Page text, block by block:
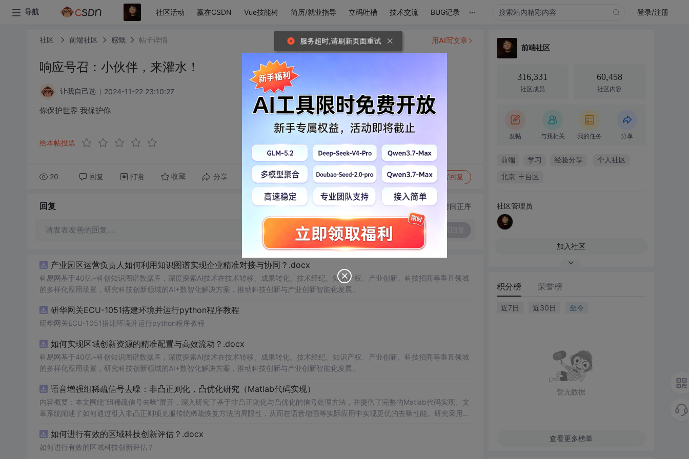
导航 社区活动 赢在CSDN Vue技能树 简历/就业指导 立码吐槽 技术交流 BUG记录 ... 登录/注册
社区 前端社区 感慨 帖子详情
响应号召：小伙伴，来灌水！
让我自己选 2024-11-22 23:10:27
你保护世界 我保护你
给本帖投票
20 回复 打赏 收藏 分享 转发到动态 举报 写回复
用AI写文章
回复 切换为时间正序
请发表友善的回复…
产业园区运营负责人如何利用知识图谱实现企业精准对接与协同？.docx
科易网基于40亿+科创知识图谱数据库，深度探索AI技术在技术转移、成果转化、技术经纪、知识产权、产业创新、科技招商等垂直领域
的多样化应用场景，研究科技创新领域的AI+数智化解决方案，推动科技创新与产业创新智能化发展。
研华网关ECU-1051搭建环境并运行python程序教程
研华网关ECU-1051搭建环境并运行python程序教程
如何实现区域创新资源的精准配置与高效流动？.docx
科易网基于40亿+科创知识图谱数据库，深度探索AI技术在技术转移、成果转化、技术经纪、知识产权、产业创新、科技招商等垂直领域
的多样化应用场景，研究科技创新领域的AI+数智化解决方案，推动科技创新与产业创新智能化发展。
语音增强组稀疏信号去噪：非凸正则化，凸优化研究（Matlab代码实现）
内容概要：本文围绕“组稀疏信号去噪”展开，深入研究了基于非凸正则化与凸优化的信号处理方法，并提供了完整的Matlab代码实现。文
章系统阐述了如何通过引入非凸正则项克服传统稀疏恢复方法的局限性，从而在语音增强等实际应用中实现更优的去噪性能。研究采用组
化为可通过凸优化技术求解的形式，并设计了高效的求解算法。通过全面的仿真实验，验证了该方法在提升信噪比和改善语音主观质量方
面的显著优势，尤其在强噪声环境下表现出更强的鲁棒性。; 适合人群：具备一定信号处理理论基础和Matlab编程能力的研究生、科研人
如何进行有效的区域科技创新评估？.docx
如何进行有效的区域科技创新评估？
前端社区
316,331
社区成员
60,458
社区内容
发帖 与我相关 我的任务 分享
前端 学习 经验分享 个人社区
北京·丰台区
社区管理员
加入社区
积分榜 荣誉榜
近7日 近30日 至今
暂无数据
查看更多榜单
服务超时,请刷新页面重试